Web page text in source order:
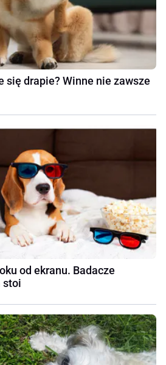
się drapie? Winne nie zawsze
od ekranu. Badacze
stoi